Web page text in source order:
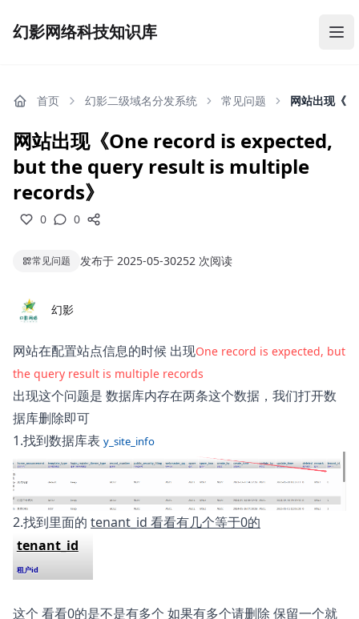
幻影网络科技知识库
幻影网络科技知识库 打
首页 幻影二级域名分发系统 常见问题 网站出现《
网站出现《One record is expected,
but the query result is multiple
records》
0
常见问题 发布于 2025-05-30252 次阅读
幻影
网站在配置站点信息的时候 出现One record is expected, but
the query result is multiple records
出现这个问题是 数据库内存在两条这个数据，我们打开数
据库删除即可
1.找到数据库表 y_site_info
2.找到里面的 tenant_id 看看有几个等于0的
tenant_id
租户id
这个 看看0的是不是有多个 如果有多个请删除 保留一个就